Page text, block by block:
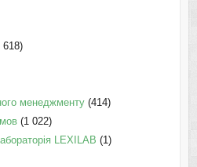
менеджменту(414)
(1 022)
LEXILAB (1)